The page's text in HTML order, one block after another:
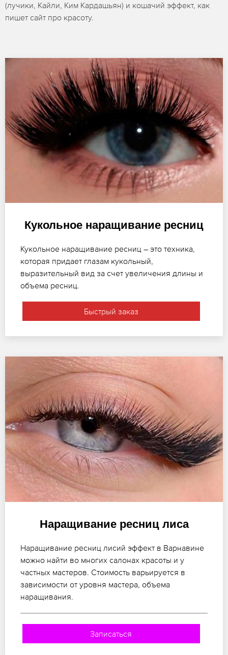
(лучики, Кайли, Ким Кардашьян) и кошачий эффект, как
пишет сайт про красоту.
Кукольное наращивание ресниц
Кукольное наращивание ресниц – это техника,
которая придает глазам кукольный,
выразительный вид за счет увеличения длины и
объема ресниц.
Быстрый заказ
Наращивание ресниц лиса
Наращивание ресниц лисий эффект в Варнавине
можно найти во многих салонах красоты и у
частных мастеров. Стоимость варьируется в
зависимости от уровня мастера, объема
наращивания.
Записаться